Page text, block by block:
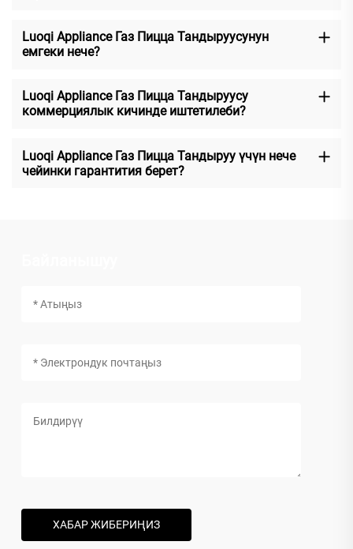
Luoqi Appliance Газ Пицца Тандыруусунун
емгеки нече?
Luoqi Appliance Газ Пицца Тандыруусу
коммерциялык кичинде иштетилеби?
Luoqi Appliance Газ Пицца Тандыруу үчүн нече
чейинки гарантития берет?
ХАБАР ЖИБЕРИҢИЗ